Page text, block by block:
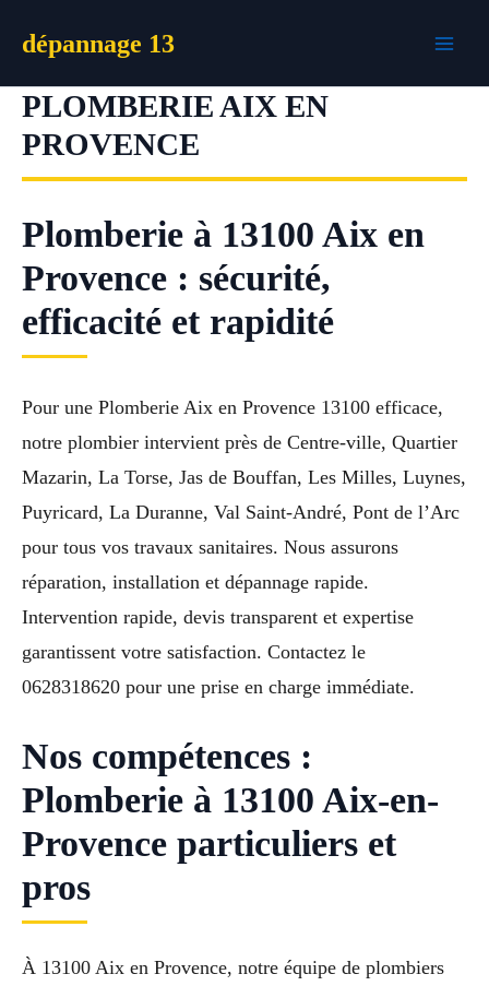
dépannage 13
PLOMBERIE AIX EN
PROVENCE
Plomberie à 13100 Aix en
Provence : sécurité,
efficacité et rapidité
Pour une Plomberie Aix en Provence 13100 efficace,
notre plombier intervient près de Centre-ville, Quartier
Mazarin, La Torse, Jas de Bouffan, Les Milles, Luynes,
Puyricard, La Duranne, Val Saint-André, Pont de l’Arc
pour tous vos travaux sanitaires. Nous assurons
réparation, installation et dépannage rapide.
Intervention rapide, devis transparent et expertise
garantissent votre satisfaction. Contactez le
0628318620 pour une prise en charge immédiate.
Nos compétences :
Plomberie à 13100 Aix-en-
Provence particuliers et
pros
À 13100 Aix en Provence, notre équipe de plombiers